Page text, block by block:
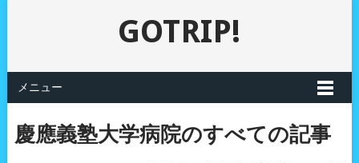
GOTRIP!
メニュー
慶應義塾大学病院のすべての記事